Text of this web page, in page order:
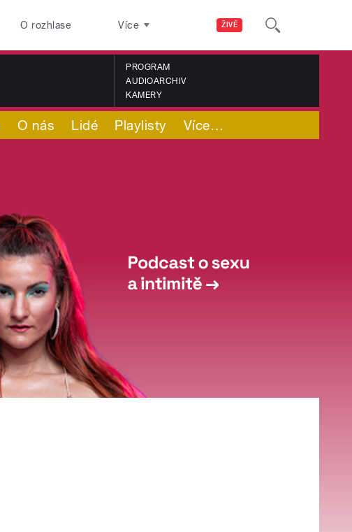
ŽIVĚ
O rozhlase Více
PROGRAM
AUDIOARCHIV
KAMERY
O nás Lidé Playlisty Více…